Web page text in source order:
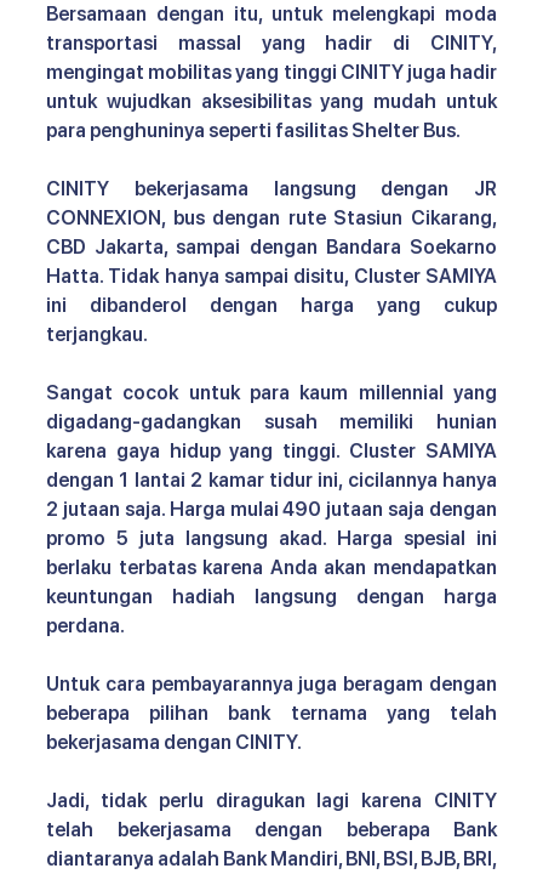
Bersamaan dengan itu, untuk melengkapi moda
transportasi massal yang hadir di CINITY,
mengingat mobilitas yang tinggi CINITY juga hadir
untuk wujudkan aksesibilitas yang mudah untuk
para penghuninya seperti fasilitas Shelter Bus.
CINITY bekerjasama langsung dengan JR
CONNEXION, bus dengan rute Stasiun Cikarang,
CBD Jakarta, sampai dengan Bandara Soekarno
Hatta. Tidak hanya sampai disitu, Cluster SAMIYA
ini dibanderol dengan harga yang cukup
terjangkau.
Sangat cocok untuk para kaum millennial yang
digadang-gadangkan susah memiliki hunian
karena gaya hidup yang tinggi. Cluster SAMIYA
dengan 1 lantai 2 kamar tidur ini, cicilannya hanya
2 jutaan saja. Harga mulai 490 jutaan saja dengan
promo 5 juta langsung akad. Harga spesial ini
berlaku terbatas karena Anda akan mendapatkan
keuntungan hadiah langsung dengan harga
perdana.
Untuk cara pembayarannya juga beragam dengan
beberapa pilihan bank ternama yang telah
bekerjasama dengan CINITY.
Jadi, tidak perlu diragukan lagi karena CINITY
telah bekerjasama dengan beberapa Bank
diantaranya adalah Bank Mandiri, BNI, BSI, BJB, BRI,